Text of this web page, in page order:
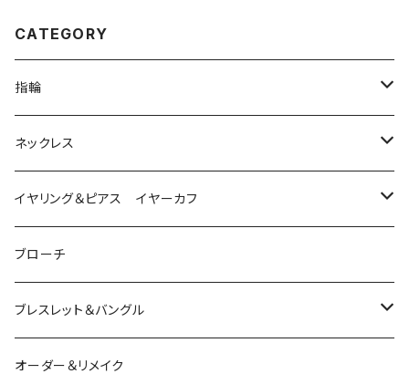
CATEGORY
指輪
は虫類
ダイヤモンド
ルビー
猫
カラーストーン
かえる
ルビー
サファイア
鳥
カラーストーン
K10
ネックレス
は虫類
ダイヤモンド
ルビー
うさぎ
アクアマリン
パール
猫
カラーストーン
かえる
イヤリング＆ピアス イヤーカフ
かえる
は虫類
フトアゴ
K10
ブローチ
ブレスレット＆バングル
シルバー
オーダー＆リメイク